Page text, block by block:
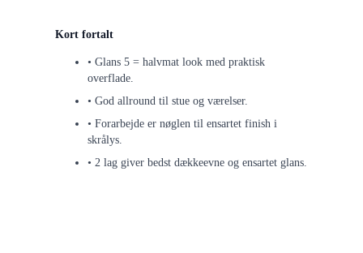
Kort fortalt
• Glans 5 = halvmat look med praktisk
overflade.
• God allround til stue og værelser.
• Forarbejde er nøglen til ensartet finish i
skrålys.
• 2 lag giver bedst dækkeevne og ensartet glans.